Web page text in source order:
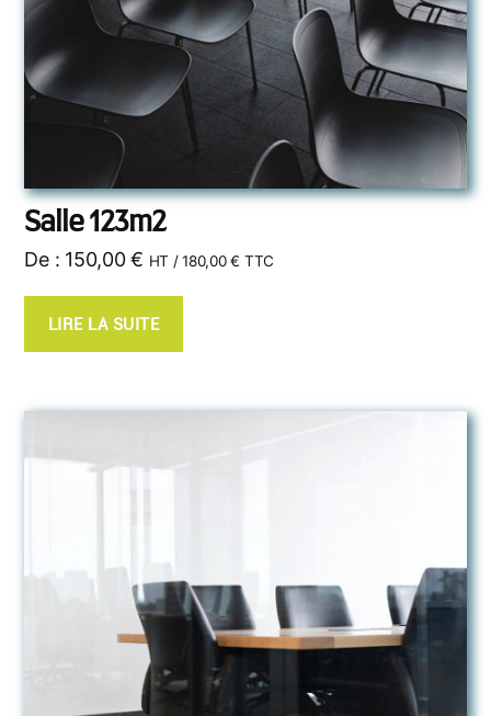
Salle 123m2
De : 150,00€ HT /180,00€ TTC
LIRE LA SUITE